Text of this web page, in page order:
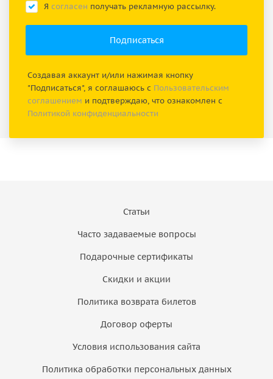
Я согласен получать рекламную рассылку.
Создавая аккаунт и/или нажимая кнопку
"Подписаться", я соглашаюсь с Пользовательским
соглашением и подтверждаю, что ознакомлен с
Политикой конфиденциальности
Статьи
Часто задаваемые вопросы
Подарочные сертификаты
Скидки и акции
Политика возврата билетов
Договор оферты
Условия использования сайта
Политика обработки персональных данных